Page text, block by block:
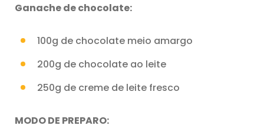
Ganache de chocolate:
100g de chocolate meio amargo
200g de chocolate ao leite
250g de creme de leite fresco
MODO DE PREPARO: